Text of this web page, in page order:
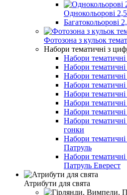
Однокольорові
Багатокольорові
Фотозона з кульок
Набори тематичні з
Набори
Набори
Набори
Набори
Набори
Набори
Набори
Набори
гонки
Набори
Патруль
Набори
Патруль Еверест
Атрибути для свята